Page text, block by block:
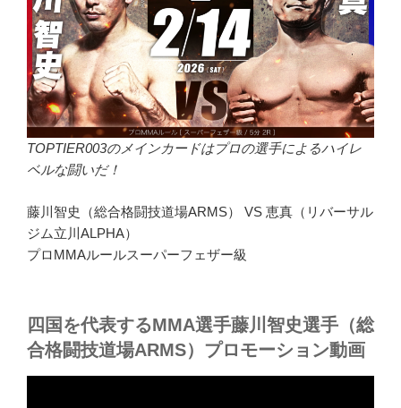
TOPTIER003のメインカードはプロの選手によるハイレ
ベルな闘いだ！
藤川智史（総合格闘技道場ARMS） VS 恵真（リバーサル
ジム立川ALPHA）
プロMMAルールスーパーフェザー級
四国を代表するMMA選手藤川智史選手（総
合格闘技道場ARMS）プロモーション動画